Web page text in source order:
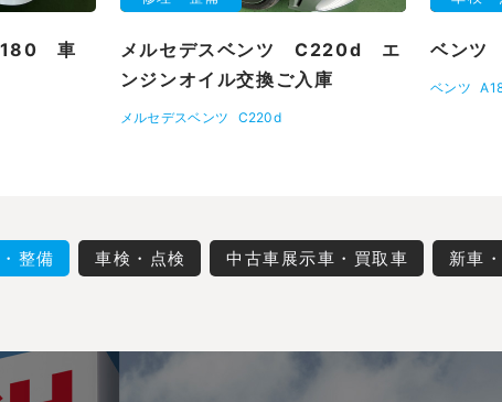
車
メルセデスベンツ C220d エ
ンジンオイル交換ご入庫
メルセデスベンツ C220d
ベン
ベンツ
整備 車検・点検 中古車展示車・買取車 新車